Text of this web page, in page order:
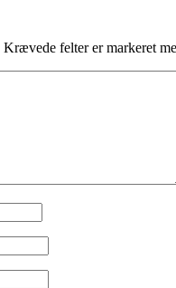
Krævede felter er markeret